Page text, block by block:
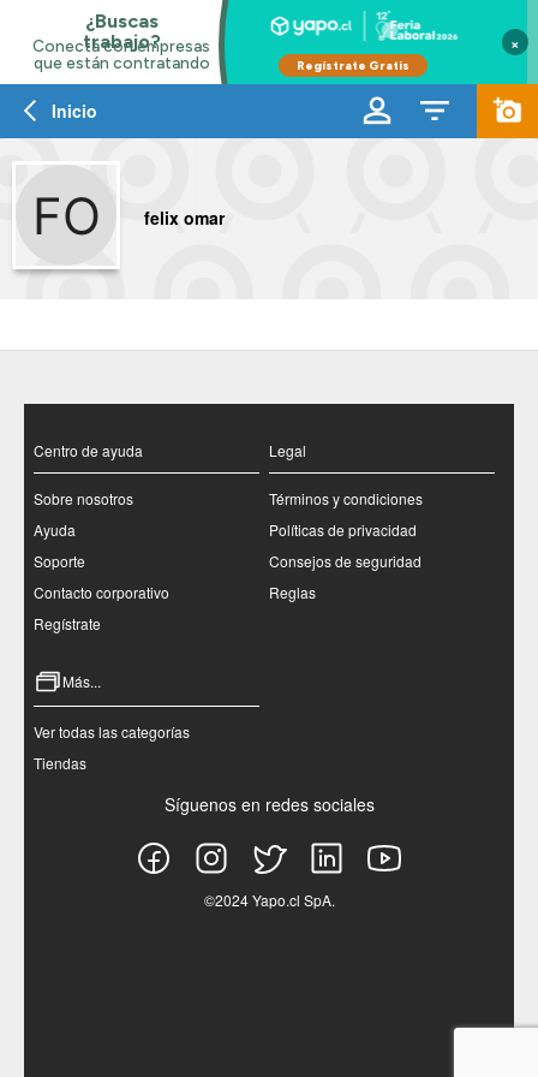
×
Inicio
felix omar
Centro de ayuda
Sobre nosotros
Ayuda
Soporte
Contacto corporativo
Regístrate
Legal
Términos y condiciones
Políticas de privacidad
Consejos de seguridad
Reglas
Más...
Ver todas las categorías
Tiendas
Síguenos en redes sociales
©2024 Yapo.cl SpA.